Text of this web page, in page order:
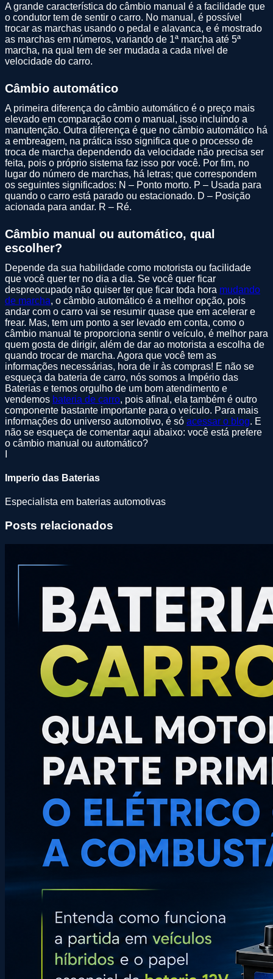
A grande característica do câmbio manual é a facilidade que
o condutor tem de sentir o carro. No manual, é possível
trocar as marchas usando o pedal e alavanca, e é mostrado
as marchas em números, variando de 1ª marcha até 5ª
marcha, na qual tem de ser mudada a cada nível de
velocidade do carro.
Câmbio automático
A primeira diferença do câmbio automático é o preço mais
elevado em comparação com o manual, isso incluindo a
manutenção. Outra diferença é que no câmbio automático há
a embreagem, na prática isso significa que o processo de
troca de marcha dependendo da velocidade não precisa ser
feita, pois o próprio sistema faz isso por você. Por fim, no
lugar do número de marchas, há letras; que correspondem
os seguintes significados: N – Ponto morto. P – Usada para
quando o carro está parado ou estacionado. D – Posição
acionada para andar. R – Ré.
Câmbio manual ou automático, qual
escolher?
Depende da sua habilidade como motorista ou facilidade
que você quer ter no dia a dia. Se você quer ficar
despreocupado não quiser ter que ficar toda hora mudando
de marcha, o câmbio automático é a melhor opção, pois
andar com o carro vai se resumir quase que em acelerar e
frear. Mas, tem um ponto a ser levado em conta, como o
câmbio manual te proporciona sentir o veículo, é melhor para
quem gosta de dirigir, além de dar ao motorista a escolha de
quando trocar de marcha. Agora que você tem as
informações necessárias, hora de ir às compras! E não se
esqueça da bateria de carro, nós somos a Império das
Baterias e temos orgulho de um bom atendimento e
vendemos bateria de carro, pois afinal, ela também é outro
componente bastante importante para o veículo. Para mais
informações do universo automotivo, é só acessar o blog. E
não se esqueça de comentar aqui abaixo: você está prefere
o câmbio manual ou automático?
Imperio das Baterias
Especialista em baterias automotivas
Posts relacionados